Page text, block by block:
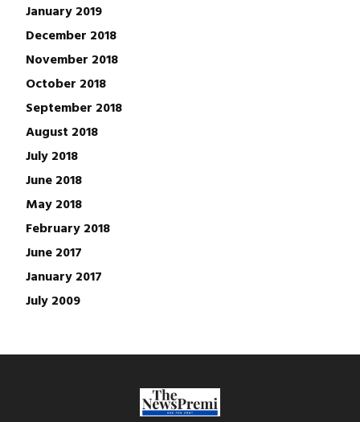
January 2019
December 2018
November 2018
October 2018
September 2018
August 2018
July 2018
June 2018
May 2018
February 2018
June 2017
January 2017
July 2009